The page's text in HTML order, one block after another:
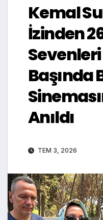
Kemal
İzinden
Başında
Anıldı
TEM 3, 2026